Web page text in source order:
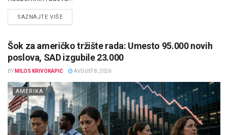
SAZNAJTE VIŠEDETAILS
Šok za američko tržište rada: Umesto 95.000 novih
poslova, SAD izgubile 23.000
BY MILOS KRIVOKAPIĆ AVGUST 8, 2026
AMERIKA